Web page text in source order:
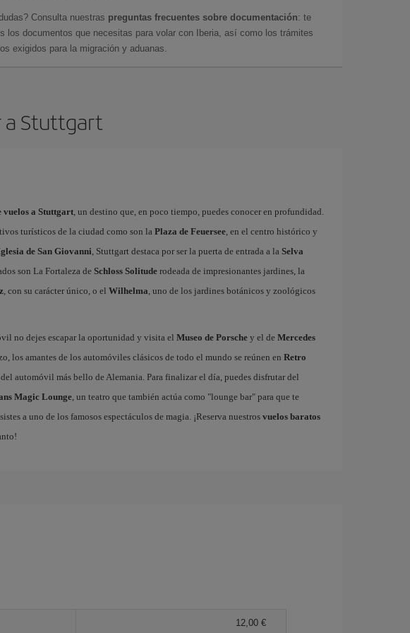
Consulta nuestras preguntas frecuentes sobre documentación: te
los documentos que necesitas para volar con Iberia, así como los trámites
exigidos para la migración y aduanas.
a Stuttgart
vuelos a Stuttgart, un destino que, en poco tiempo, puedes conocer en profundidad.
turísticos de la ciudad como son la Plaza de Feuersee, en el centro histórico y
de San Giovanni, Stuttgart destaca por ser la puerta de entrada a la Selva
son La Fortaleza de Schloss Solituderodeada de impresionantes jardines, la
, con su carácter único, o el Wilhelma, uno de los jardines botánicos y zoológicos
no dejes escapar la oportunidad y visita el Museo de Porschey el de Mercedes
los amantes de los automóviles clásicos de todo el mundo se reúnen en Retro
automóvil más bello de Alemania. Para finalizar el día, puedes disfrutar del
Magic Lounge, un teatro que también actúa como "lounge bar" para que te
a uno de los famosos espectáculos de magia. ¡Reserva nuestrosvuelos baratos
12,00 €